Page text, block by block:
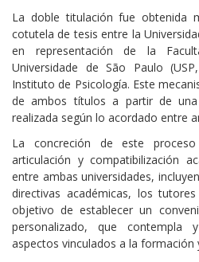
La doble titulación fue obtenida
cotutela de tesis entre la
en representación de la
Universidade de São Paulo
Instituto de Psicología. Este
de ambos títulos a partir de
realizada según lo acordado entre
La concreción de este
articulación y compatibilización
entre ambas universidades,
directivas académicas, los
objetivo de establecer un
personalizado, que contempla
aspectos vinculados a la formación